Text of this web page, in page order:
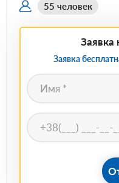
55 человек
Заявка
Заявка